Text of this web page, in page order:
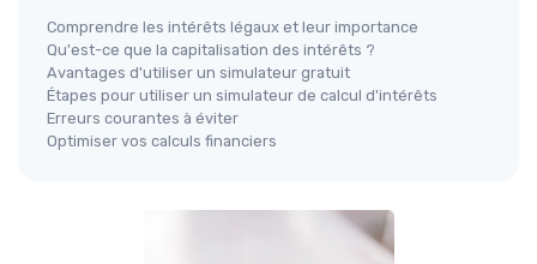
Comprendre les intérêts légaux et leur importance
Qu'est-ce que la capitalisation des intérêts ?
Avantages d'utiliser un simulateur gratuit
Étapes pour utiliser un simulateur de calcul d'intérêts
Erreurs courantes à éviter
Optimiser vos calculs financiers